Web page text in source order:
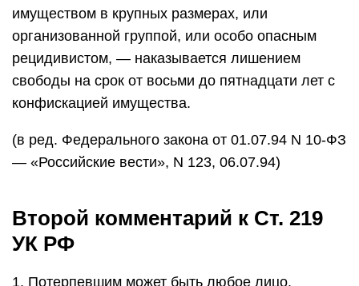
имуществом в крупных размерах, или
организованной группой, или особо опасным
рецидивистом, — наказывается лишением
свободы на срок от восьми до пятнадцати лет с
конфискацией имущества.
(в ред. Федерального закона от 01.07.94 N 10-ФЗ
— «Российские вести», N 123, 06.07.94)
Второй комментарий к Ст. 219
УК РФ
1. Потерпевшим может быть любое лицо.